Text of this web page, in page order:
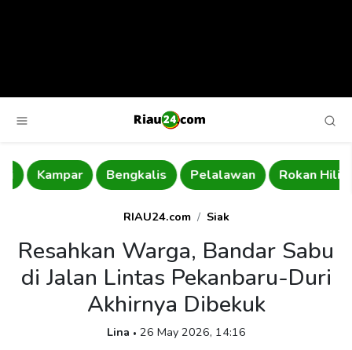
Kampar Bengkalis Pelalawan Rokan Hilir
RIAU24.com Siak
Resahkan Warga, Bandar Sabu
di Jalan Lintas Pekanbaru-Duri
Akhirnya Dibekuk
Lina • 26 May 2026, 14:16